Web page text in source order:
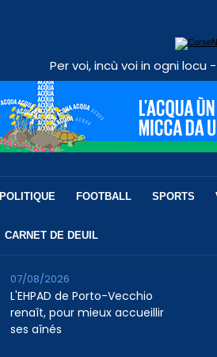
Per voi, incù voi in ogni locu
POLITIQUE FOOTBALL SPORTS
CARNET DE DEUIL
L'EHPAD de Porto-Vecchio
renaît, pour mieux accueillir
ses aînés
07/08/2026